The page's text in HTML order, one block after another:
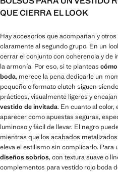
QUE CIERRA EL LOOK
Hay accesorios que acompañan y
claramente al segundo grupo. En un
cerrar el conjunto con coherencia y de
la armonía. Por eso, si te planteas
boda, merece la pena dedicarle un
pequeño o formato clutch siguen
prácticos, visualmente ligeros y
vestido de invitada. En cuanto al color,
aparecer como apuestas seguras,
luminoso y fácil de llevar. El negro
mientras que los acabados
eleva el estilismo sin complicarlo. Para
diseños sobrios, con textura suave o
complementos para vestido rojo boda